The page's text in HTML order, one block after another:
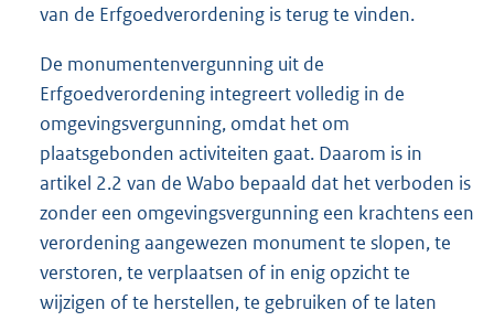
van de Erfgoedverordening is terug te vinden.
De monumentenvergunning uit de
Erfgoedverordening integreert volledig in de
omgevingsvergunning, omdat het om
plaatsgebonden activiteiten gaat. Daarom is in
artikel 2.2 van de Wabo bepaald dat het verboden is
zonder een omgevingsvergunning een krachtens een
verordening aangewezen monument te slopen, te
verstoren, te verplaatsen of in enig opzicht te
wijzigen of te herstellen, te gebruiken of te laten